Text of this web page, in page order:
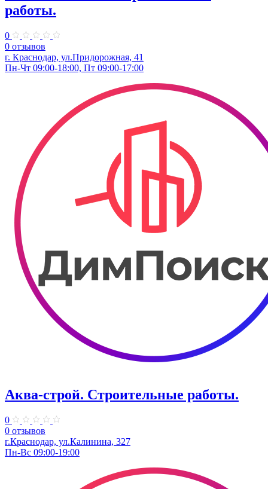
работы.
0
0 отзывов
г. Краснодар, ул.Придорожная, 41
Пн-Чт 09:00-18:00, Пт 09:00-17:00
Аква-строй. Строительные работы.
0
0 отзывов
г.Краснодар, ул.Калинина, 327
Пн-Вс 09:00-19:00